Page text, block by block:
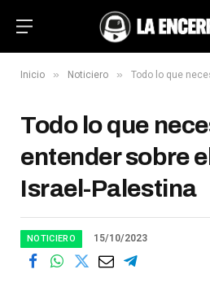
Inicio » Noticiero » Todo lo que necesitas
Todo lo que
entender sobre
Israel-Palestina
NOTICIERO 15/10/2023